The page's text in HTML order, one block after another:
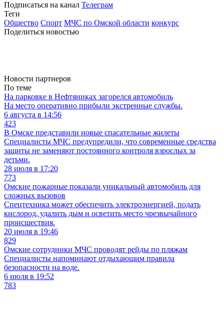
Подписаться на канал Телеграм
Теги
Общество Спорт МЧС по Омской области конкурс
Поделиться новостью
Новости партнеров
По теме
На парковке в Нефтяниках загорелся автомобиль
На место оперативно прибыли экстренные службы.
6 августа в 14:56
423
В Омске представили новые спасательные жилеты
Специалисты МЧС предупредили, что современные средства
защиты не заменяют постоянного контроля взрослых за
детьми.
28 июля в 17:20
773
Омские пожарные показали уникальный автомобиль для
сложных вызовов
Спецтехника может обеспечить электроэнергией, подать
кислород, удалить дым и осветить место чрезвычайного
происшествия.
20 июля в 19:46
829
Омские сотрудники МЧС проводят рейды по пляжам
Специалисты напоминают отдыхающим правила
безопасности на воде.
6 июля в 19:52
783